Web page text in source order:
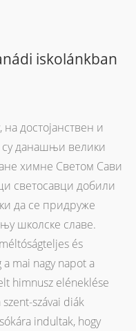
iskolánkban
достојанствен и
су данашњи велики
химне Светом Сави
светосавци добили
да се придруже
школске славе.
és
mai nagy napot a
himnusz eléneklése
szávai diák
indultak, hogy